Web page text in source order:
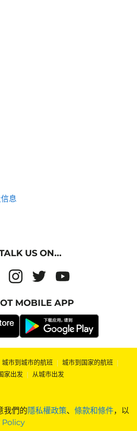
我們的隱私權政策、 條款和條件，以
息
US ON...
MOBILE APP
城市到城市的航班 | 城市到国家的航班 |
家出发 | 从城市出发